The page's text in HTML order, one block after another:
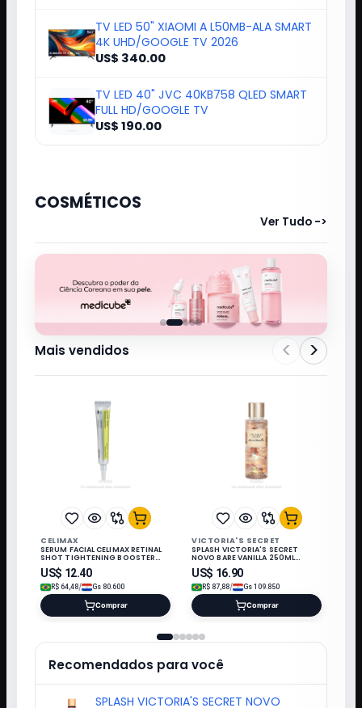
TV LED 50" XIAOMI A L50MB-ALA SMART
4K UHD/GOOGLE TV 2026
US$ 340.00
TV LED 40" JVC 40KB758 QLED SMART
FULL HD/GOOGLE TV
US$ 190.00
COSMÉTICOS
Ver Tudo ->
Mais vendidos < >
CELIMAX
SERUM FACIAL CELIMAX RETINAL
SHOT TIGHTENING BOOSTER
FIRM 15ML 320812
US$ 12.40
R$ 64,48/ Gs 80.600
Comprar
VICTORIA'S SECRET
SPLASH VICTORIA'S SECRET
NOVO BARE VANILLA 250ML
027508*
US$ 16.90
R$ 87,88/ Gs 109.850
Comprar
Recomendados para você
SPLASH VICTORIA'S SECRET NOVO